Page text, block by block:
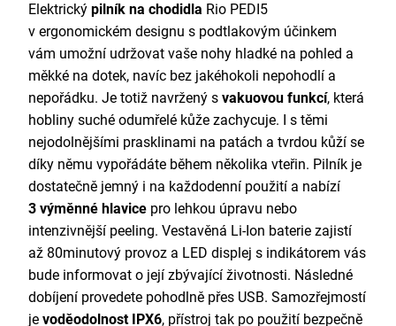
Elektrický pilník na chodidla Rio PEDI5
v ergonomickém designu s podtlakovým účinkem
vám umožní udržovat vaše nohy hladké na pohled a
měkké na dotek, navíc bez jakéhokoli nepohodlí a
nepořádku. Je totiž navržený s vakuovou funkcí, která
hobliny suché odumřelé kůže zachycuje. I s těmi
nejodolnějšími prasklinami na patách a tvrdou kůží se
díky němu vypořádáte během několika vteřin. Pilník je
dostatečně jemný i na každodenní použití a nabízí
3 výměnné hlavice pro lehkou úpravu nebo
intenzivnější peeling. Vestavěná Li-Ion baterie zajistí
až 80minutový provoz a LED displej s indikátorem vás
bude informovat o její zbývající životnosti. Následné
dobíjení provedete pohodlně přes USB. Samozřejmostí
je voděodolnost IPX6, přístroj tak po použití bezpečně